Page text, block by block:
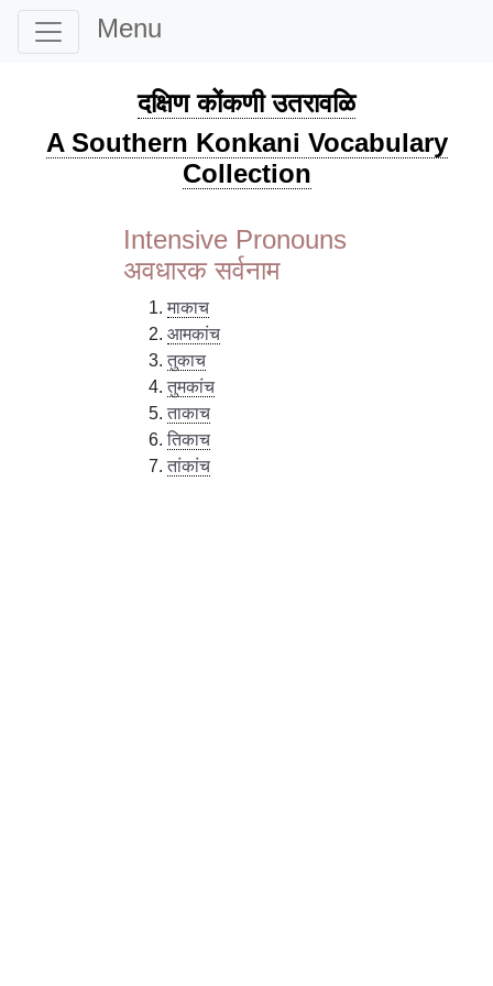
Menu
दक्षिण कोंकणी उतरावळि
A Southern Konkani Vocabulary
Collection
Intensive Pronouns
अवधारक सर्वनाम
माकाच
आमकांच
तुकाच
तुमकांच
ताकाच
तिकाच
तांकांच